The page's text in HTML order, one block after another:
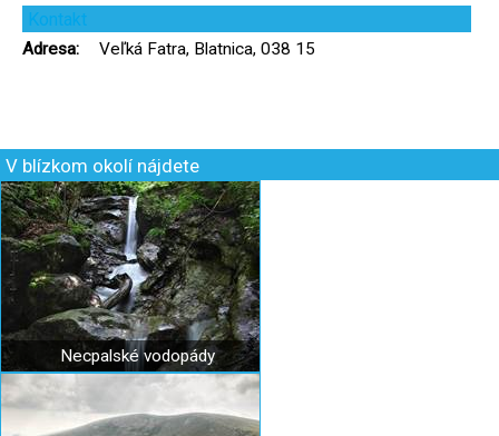
Kontakt
Adresa: Veľká Fatra, Blatnica, 038 15
V blízkom okolí nájdete
Necpalské vodopády